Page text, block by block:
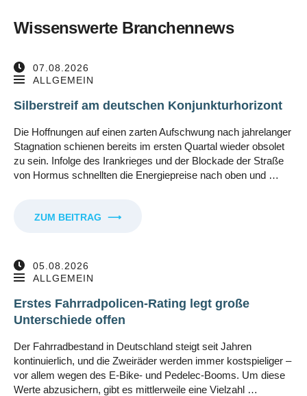
Wissenswerte Branchennews
07.08.2026
ALLGEMEIN
Silberstreif am deutschen Konjunkturhorizont
Die Hoffnungen auf einen zarten Aufschwung nach jahrelanger
Stagnation schienen bereits im ersten Quartal wieder obsolet
zu sein. Infolge des Irankrieges und der Blockade der Straße
von Hormus schnellten die Energiepreise nach oben und …
ZUM BEITRAG ⟶
05.08.2026
ALLGEMEIN
Erstes Fahrradpolicen-Rating legt große
Unterschiede offen
Der Fahrradbestand in Deutschland steigt seit Jahren
kontinuierlich, und die Zweiräder werden immer kostspieliger –
vor allem wegen des E-Bike- und Pedelec-Booms. Um diese
Werte abzusichern, gibt es mittlerweile eine Vielzahl …